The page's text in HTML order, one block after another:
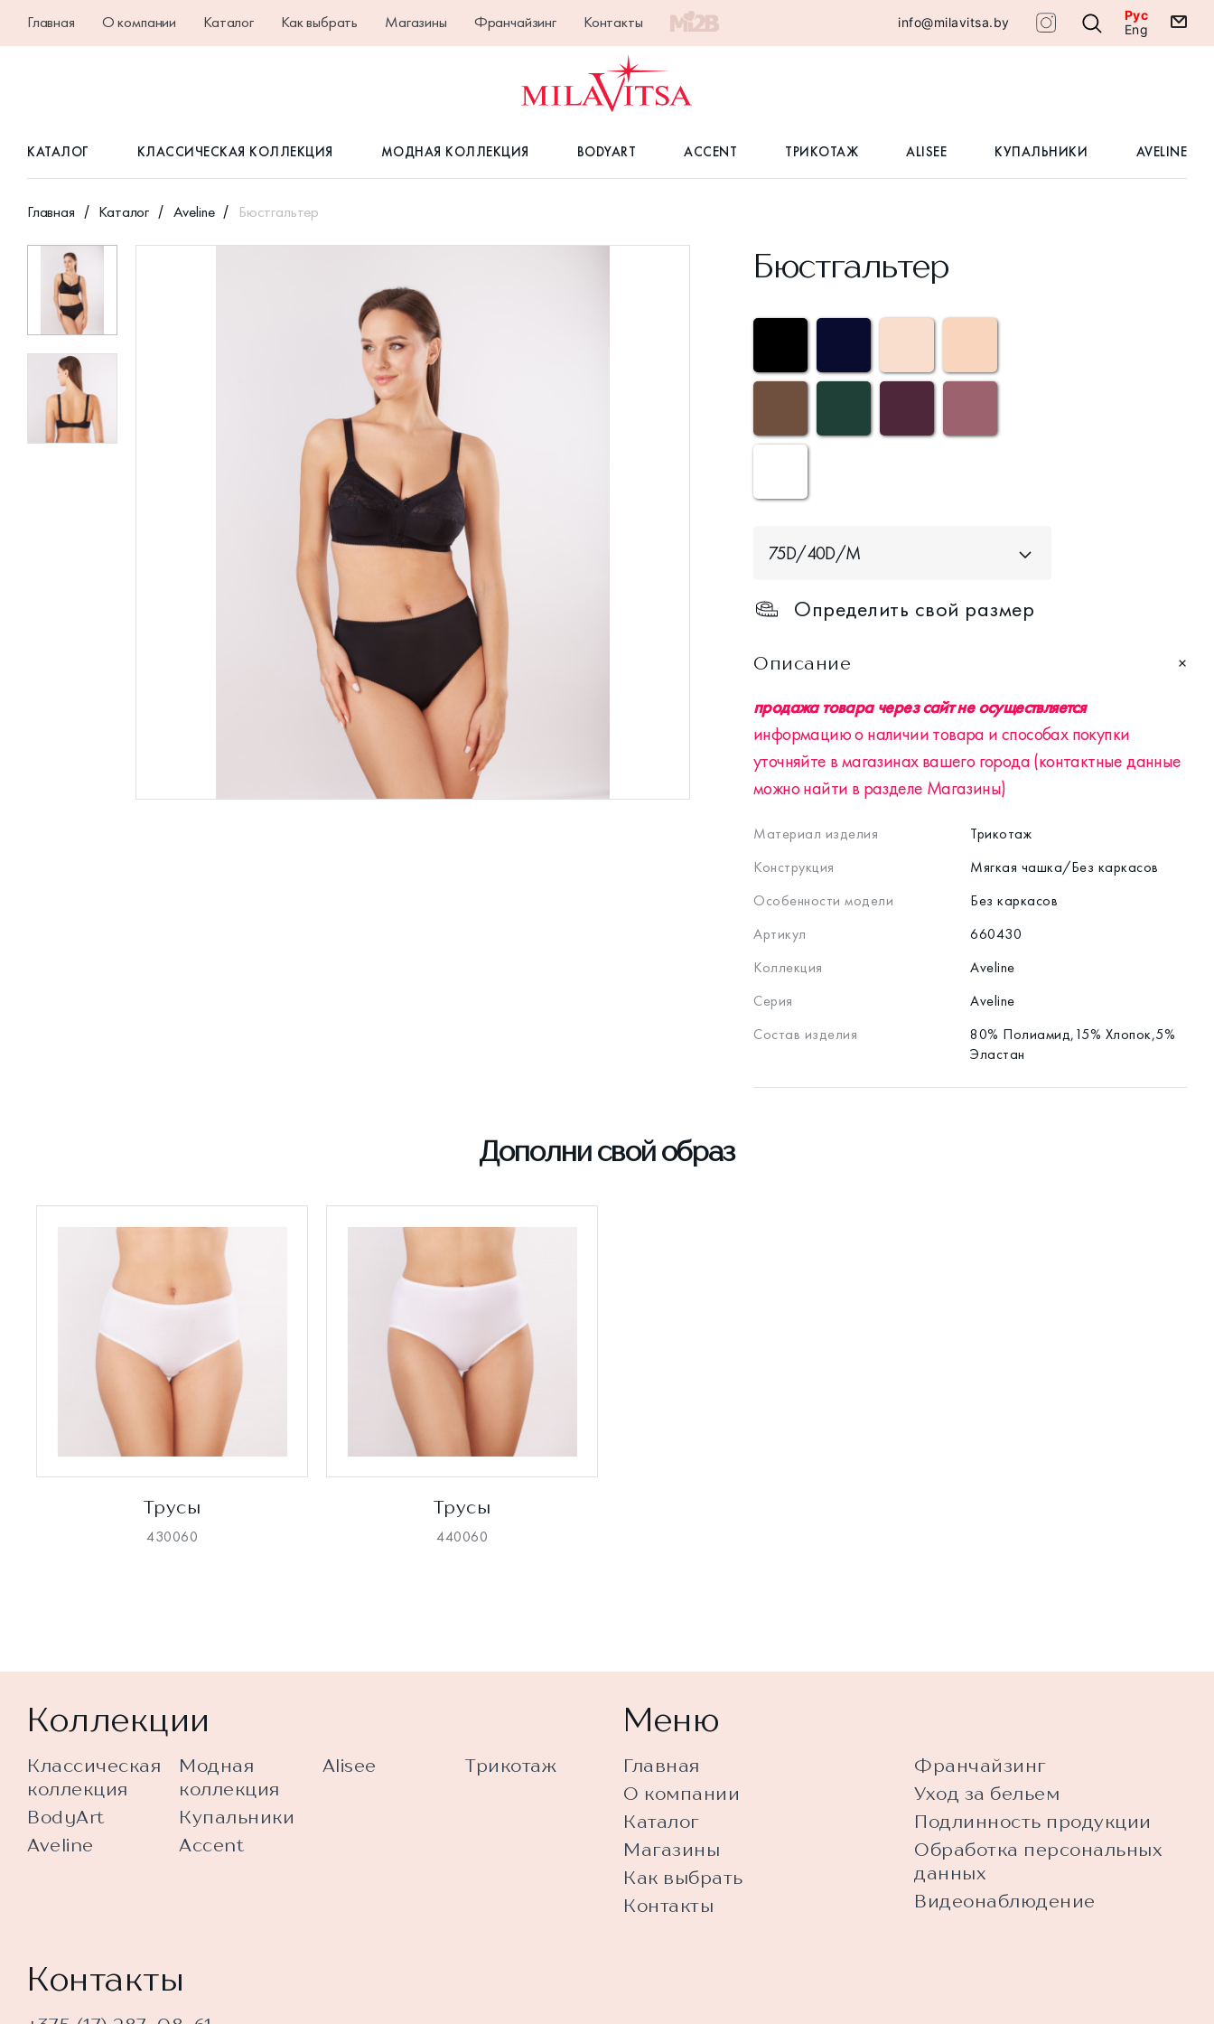
Главная О компании Каталог Как выбрать Магазины Франчайзинг Контакты info@milavitsa.by
Рус
Eng
КАТАЛОГ КЛАССИЧЕСКАЯ КОЛЛЕКЦИЯ МОДНАЯ КОЛЛЕКЦИЯ BODYART ACCENT ТРИКОТАЖ ALISEE КУПАЛЬНИКИ AVELINE
Главная Каталог Aveline Бюстгальтер
Бюстгальтер
75D/40D/M
Определить свой размер
Описание
продажа товара через сайт не осуществляется
информацию о наличии товара и способах покупки
уточняйте в магазинах вашего города (контактные данные
можно найти в разделе Магазины)
Материал изделия
Трикотаж
Конструкция
Мягкая чашка/Без каркасов
Особенности модели
Без каркасов
Артикул
660430
Коллекция
Aveline
Серия
Aveline
Состав изделия
80% Полиамид,15% Хлопок,5%
Эластан
Дополни свой образ
Трусы
430060
Трусы
440060
Коллекции
Классическая
коллекция
BodyArt
Aveline
Модная
коллекция
Купальники
Accent
Alisee Трикотаж
Меню
Главная
О компании
Каталог
Магазины
Как выбрать
Контакты
Франчайзинг
Уход за бельем
Подлинность продукции
Обработка персональных
данных
Видеонаблюдение
Контакты